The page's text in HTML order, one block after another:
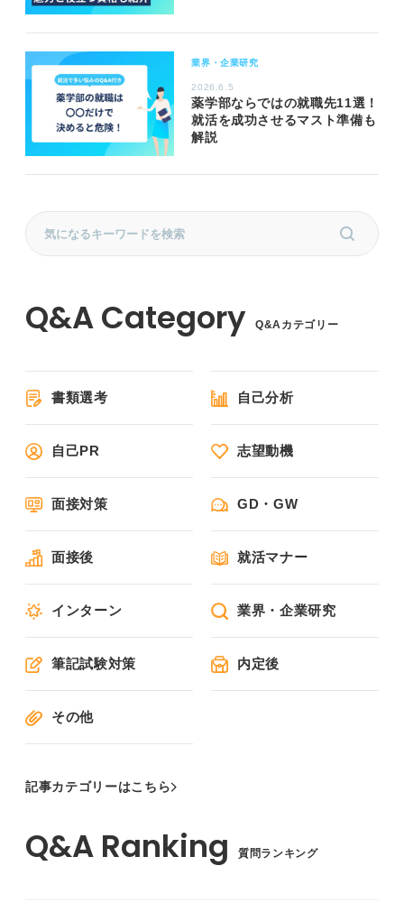
業界・企業研究
2026.6.5
薬学部ならではの就職先11選！
就活を成功させるマスト準備も
解説
Q&Aカテゴリー
書類選考 自己分析
自己PR 志望動機
面接対策 GD・GW
面接後 就活マナー
インターン 業界・企業研究
筆記試験対策 内定後
その他
記事カテゴリーはこちら
質問ランキング